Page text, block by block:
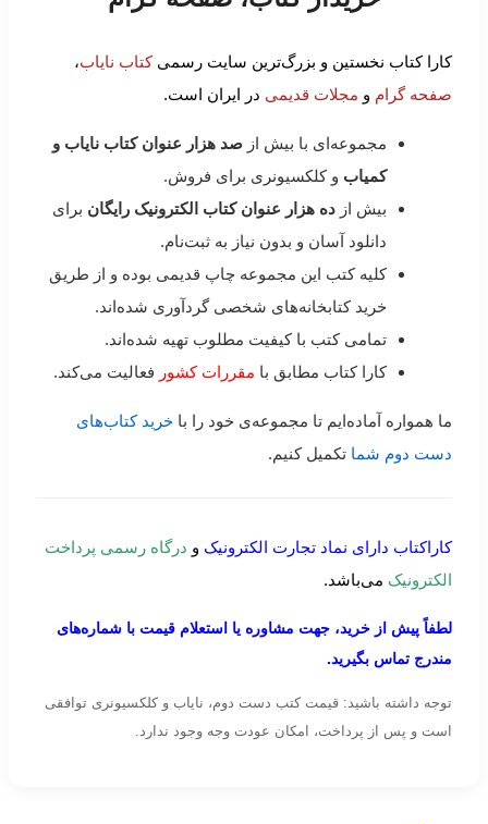
کارا کتاب نخستین و بزرگ‌ترین سایت رسمیکتاب نایاب،
صفحه گرام و مجلات قدیمی در ایران است.
مجموعه‌ای با بیش از صد هزار عنوان کتاب نایاب و
کمیاب و کلکسیونری برای فروش.
بیش از ده هزار عنوان کتاب الکترونیک رایگان برای
دانلود آسان و بدون نیاز به ثبت‌نام.
کلیه کتب این مجموعه چاپ قدیمی بوده و از طریق
خرید کتابخانه‌های شخصی گردآوری شده‌اند.
تمامی کتب با کیفیت مطلوب تهیه شده‌اند.
کارا کتاب مطابق با مقررات کشور فعالیت می‌کند.
ما همواره آماده‌ایم تا مجموعه‌ی خود را با خرید کتاب‌های
دست دوم شما تکمیل کنیم.
کاراکتاب دارای نماد تجارت الکترونیک و درگاه رسمی پرداخت
الکترونیک می‌باشد.
لطفاً پیش از خرید، جهت مشاوره یا استعلام قیمت با شماره‌های
مندرج تماس بگیرید.
توجه داشته باشید: قیمت کتب دست دوم، نایاب و کلکسیونری توافقی
است و پس از پرداخت، امکان عودت وجه وجود ندارد.